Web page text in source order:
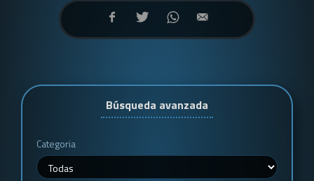
Búsqueda avanzada
Categoria